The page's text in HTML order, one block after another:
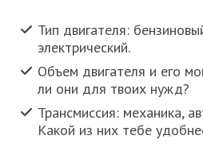
Тип двигателя:
электрический.
Объем двигателя и его
ли они для твоих нужд?
Трансмиссия: механика,
Какой из них тебе